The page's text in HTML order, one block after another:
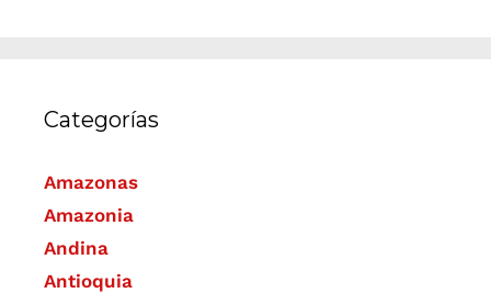
Categorías
Amazonas
Amazonia
Andina
Antioquia